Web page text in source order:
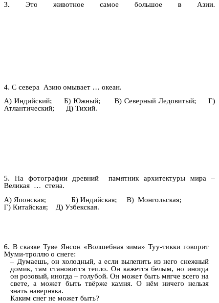
3. Это животное самое большое в Азии.
4. С севера Азию омывает … океан.
А) Индийский; Б) Южный; В) Северный Ледовитый; Г)
Атлантический; Д) Тихий.
5. На фотографии древний памятник архитектуры мира –
Великая … стена.
А) Японская; Б) Индийская; В) Монгольская;
Г) Китайская; Д) Узбекская.
6. В сказке Туве Янсон «Волшебная зима» Туу-тикки говорит
Муми-троллю о снеге:
– Думаешь, он холодный, а если вылепить из него снежный
домик, там становится тепло. Он кажется белым, но иногда
он розовый, иногда – голубой. Он может быть мягче всего на
свете, а может быть твёрже камня. О нём ничего нельзя
знать наверняка.
Каким снег не может быть?